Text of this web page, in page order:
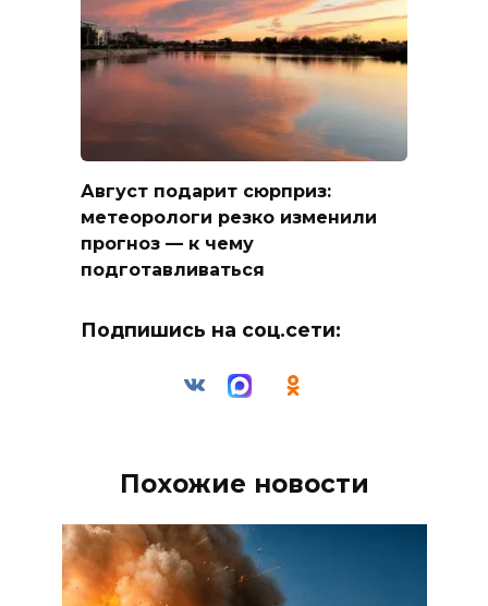
Август подарит сюрприз:
метеорологи резко изменили
прогноз — к чему
подготавливаться
Подпишись на соц.сети:
Похожие новости